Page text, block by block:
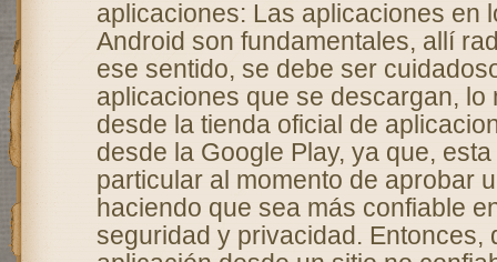
aplicaciones: Las aplicaciones en
Android son fundamentales, allí
ese sentido, se debe ser
aplicaciones que se descargan, lo
desde la tienda oficial de
desde la Google Play, ya que,
particular al momento de aprobar
haciendo que sea más confiable
seguridad y privacidad. Entonces,